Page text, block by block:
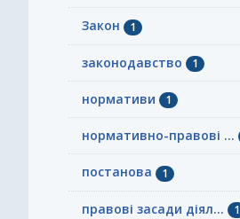
Закон 1
законодавство 1
нормативи 1
нормативно-правові ...
постанова 1
правові засади діял... 1